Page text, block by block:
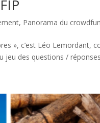
, Panorama du
», c’est Léo Lemordant,
jeu des questions /